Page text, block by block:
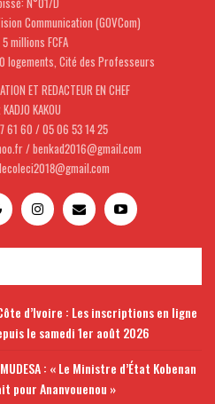
Communication (GOVCom)
millions FCFA
logements, Cité des Professeurs
ET REDACTEUR EN CHEF
KAKOU
61 60 / 05 06 53 14 25
/ benkad2016@gmail.com
d’Ivoire : Les inscriptions en ligne
le samedi 1er août 2026
: « Le Ministre d’État Kobenan
pour Ananvouenou »